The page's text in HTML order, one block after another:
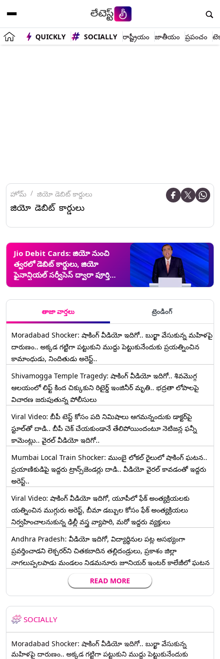
QUICKLY SOCIALLY రాష్ట్రీయం జాతీయం ప్రపంచం
హోమ్ జియో డెబిట్‌ కార్డులు
జియో డెబిట్‌ కార్డులు
Jio Debit Cards: జియో నుంచి
త్వరలో డెబిట్ కార్డులు, జియో
ఫైనాన్షియల్‌ సర్వీసెస్ ద్వారా పూర్తి
స్థాయి ఆర్థిక సేవలు అందించేలా
తాజా వార్తలు ట్రెండింగ్
Moradabad Shocker: షాకింగ్ వీడియో ఇదిగో.. బుర్ఖా వేసుకున్న మహిళపై
దారుణం.. అక్కడ గట్టిగా పట్టుకుని ముద్దు పెట్టుకునేందుకు ప్రయత్నించిన
కామాంధుడు, నిందితుడు అరెస్ట్..
Shivamogga Temple Tragedy: షాకింగ్ వీడియో ఇదిగో.. శివమొగ్గ
ఆలయంలో లిఫ్ట్ కింద చిక్కుకుని రిటైర్డ్ ఇంజినీర్ మృతి.. భద్రతా లోపాలపై
విచారణ జరుపుతున్న పోలీసులు
Viral Video: బీపీ టెస్ట్‌ కోసం పది నిమిషాలు ఆగమన్నందుకు డాక్టర్‌పై
స్టూల్‌తో దాడి.. బీపీ చెక్ చేయకుండానే తేలిపోయిందంటూ నెటిజన్ల ఫన్నీ
కామెంట్లు.. వైరల్ వీడియో ఇదిగో..
Mumbai Local Train Shocker: ముంబై లోకల్ రైలులో షాకింగ్ ఘటన..
ప్రయాణికుడిపై ఇద్దరు ట్రాన్స్‌జెండర్లు దాడి.. వీడియో వైరల్ కావడంతో ఇద్దరు
అరెస్ట్..
Viral Video: షాకింగ్ వీడియో ఇదిగో, యూపీలో ఫేక్ అంత్యక్రియలకు
యత్నించిన ముగ్గురు అరెస్ట్, బీమా డబ్బుల కోసం ఫేక్ అంత్యక్రియలు
నిర్వహించాలనుకున్న ఢిల్లీ వస్త్ర వ్యాపారి, మరో ఇద్దరు వ్యక్తులు
Andhra Pradesh: వీడియో ఇదిగో, విద్యార్థినుల పట్ల అసభ్యంగా
ప్రవర్తించాడని లెక్చ‌ర‌ర్‌ని చిత‌క‌బాదిన త‌ల్లిదండ్రులు, ప్రకాశం జిల్లా
నాగలుప్పలపాడు మండలం నిడమనూరు జూనియర్ ఇంటర్ కాలేజీలో ఘటన
READ MORE
SOCIALLY
Moradabad Shocker: షాకింగ్ వీడియో ఇదిగో.. బుర్ఖా వేసుకున్న
మహిళపై దారుణం.. అక్కడ గట్టిగా పట్టుకుని ముద్దు పెట్టుకునేందుకు